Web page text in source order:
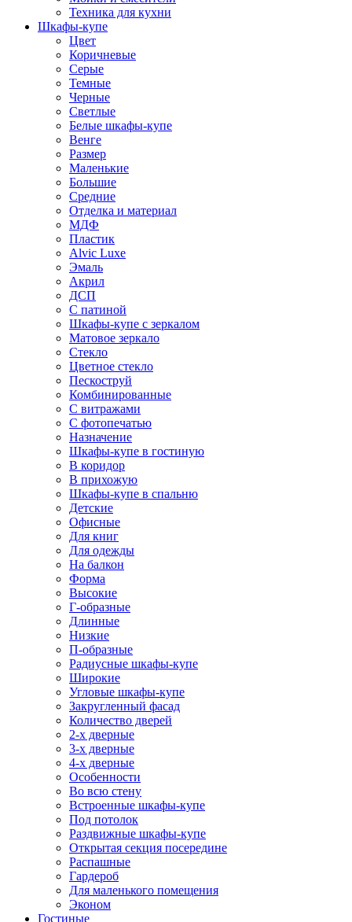
Техника для кухни
Шкафы-купе
Цвет
Коричневые
Серые
Темные
Черные
Светлые
Белые шкафы-купе
Венге
Размер
Маленькие
Большие
Средние
Отделка и материал
МДФ
Пластик
Alvic Luxe
Эмаль
Акрил
ДСП
С патиной
Шкафы-купе с зеркалом
Матовое зеркало
Стекло
Цветное стекло
Пескоструй
Комбинированные
С витражами
С фотопечатью
Назначение
Шкафы-купе в гостиную
В коридор
В прихожую
Шкафы-купе в спальню
Детские
Офисные
Для книг
Для одежды
На балкон
Форма
Высокие
Г-образные
Длинные
Низкие
П-образные
Радиусные шкафы-купе
Широкие
Угловые шкафы-купе
Закругленный фасад
Количество дверей
2-х дверные
3-х дверные
4-х дверные
Особенности
Во всю стену
Встроенные шкафы-купе
Под потолок
Раздвижные шкафы-купе
Открытая секция посередине
Распашные
Гардероб
Для маленького помещения
Эконом
Гостиные